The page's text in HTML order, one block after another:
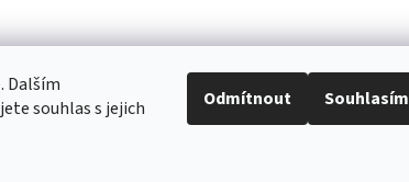
Dalším
souhlas s jejich
Odmítnout Souhlasím